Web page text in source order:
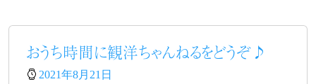
おうち時間に観洋ちゃんねるをどうぞ♪
2021年8月21日